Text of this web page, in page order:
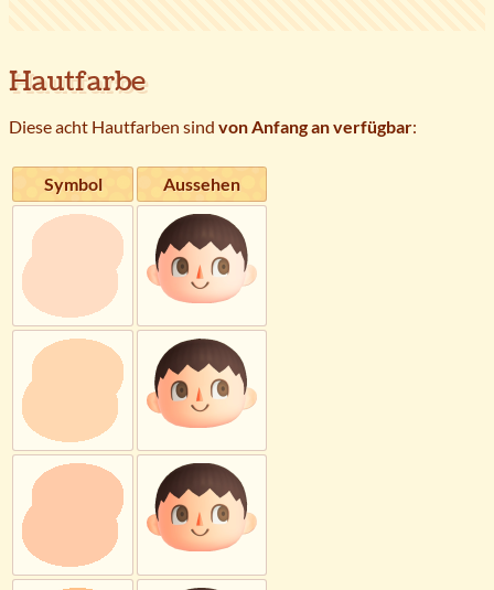
Hautfarbe
Diese acht Hautfarben sind von Anfang an verfügbar:
Symbol Aussehen